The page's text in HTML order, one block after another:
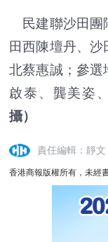
民建聯沙田團
田西陳壇丹、
北蔡惠誠；參選
啟泰、龔美姿
攝）
責任編輯：靜文
香港商報版權所有，未經